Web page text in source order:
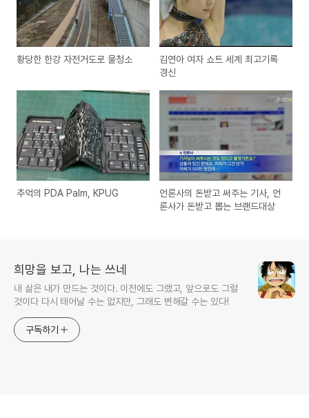
황당한 한강 자전거도로 물청소
김연아 여자 쇼트 세계 최고기록
경신
추억의 PDA Palm, KPUG
언론사의 돈받고 써주는 기사, 언
론사가 돈받고 뽑는 브랜드대상
희망을 보고, 나는 쓰네
내 삶은 내가 만드는 것이다. 이전에도 그랬고, 앞으로도 그럴
것이다 다시 태어날 수는 없지만, 그래도 변해갈 수는 있다!
구독하기